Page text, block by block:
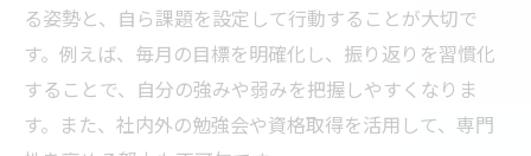
る姿勢と、自ら課題を設定して行動することが大切で
す。例えば、毎月の目標を明確化し、振り返りを習慣化
することで、自分の強みや弱みを把握しやすくなりま
す。また、社内外の勉強会や資格取得を活用して、専門